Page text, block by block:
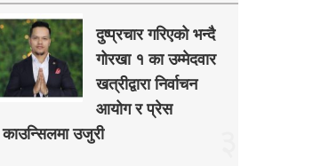
दुष्प्रचार गरिएको भन्दै
गोरखा १ का उम्मेदवार
खत्रीद्वारा निर्वाचन
आयोग र प्रेस
काउन्सिलमा उजुरी